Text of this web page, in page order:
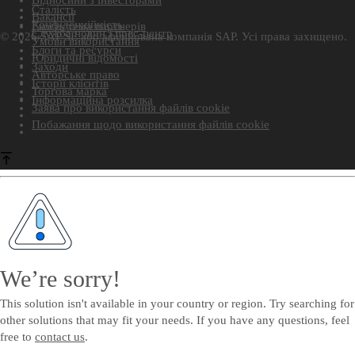
Сталість
Екосистема партнерів
Вакансії
Служба новин і прес-центр
Блоги та ресурси
Заходи
Історії клієнтів
Інформаційна розсилка
Конфіденційність
Умови використання
Юридичні відомості
Авторське право
Торгова марка
Заява про використання файлів cookie
Побажання щодо використання файлів cookie
© 2026 SAP SE або афілійована компанія SAP. Усі права захищено.
We’re sorry!
This solution isn't available in your country or region. Try searching for
other solutions that may fit your needs. If you have any questions, feel
free to contact us.